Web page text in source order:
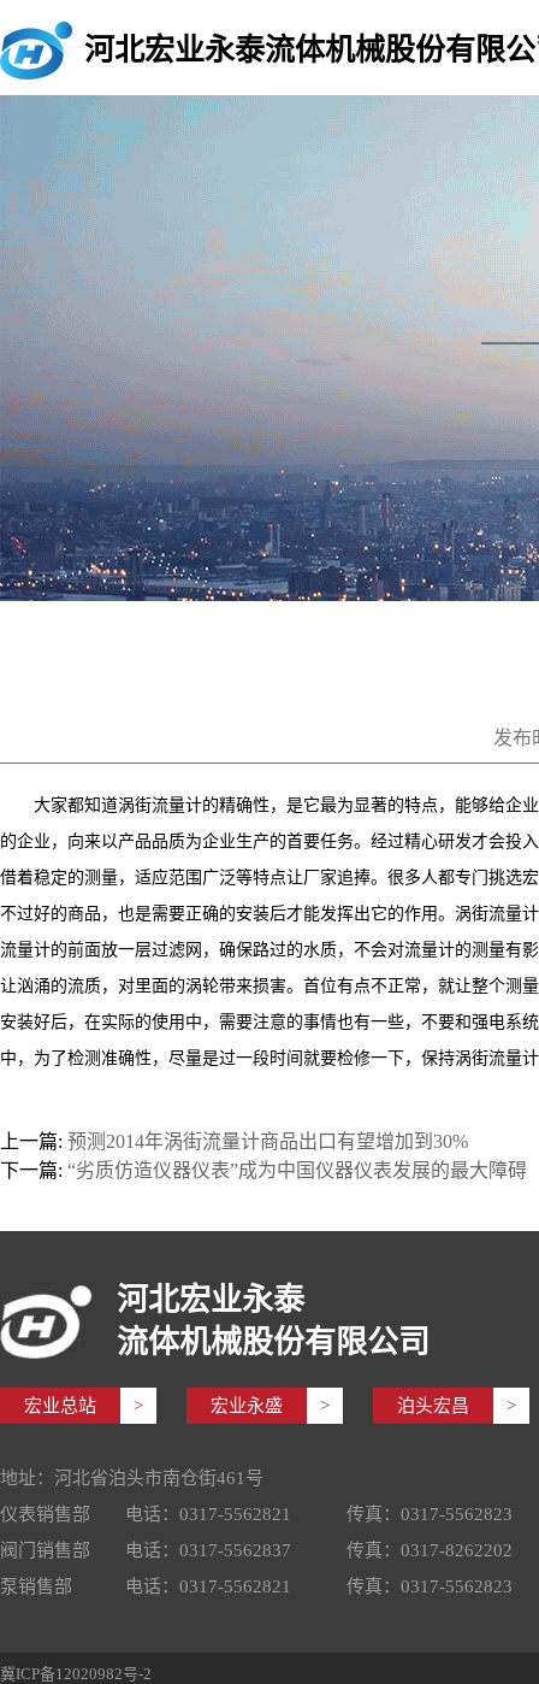
河北宏业永泰流体机械股份有限
发布
大家都知道涡街流量计的精确性，是它最为显著的特点，能够给企
的企业，向来以产品品质为企业生产的首要任务。经过精心研发才会投
借着稳定的测量，适应范围广泛等特点让厂家追捧。很多人都专门挑选
不过好的商品，也是需要正确的安装后才能发挥出它的作用。涡街流量
流量计的前面放一层过滤网，确保路过的水质，不会对流量计的测量有
让汹涌的流质，对里面的涡轮带来损害。首位有点不正常，就让整个测
安装好后，在实际的使用中，需要注意的事情也有一些，不要和强电系
中，为了检测准确性，尽量是过一段时间就要检修一下，保持涡街流量
上一篇: 预测2014年涡街流量计商品出口有望增加到30%
下一篇: “劣质仿造仪器仪表”成为中国仪器仪表发展的最大障碍
河北宏业永泰
流体机械股份有限公司
宏业总站 > 宏业永盛 > 泊头宏昌 >
地址：河北省泊头市南仓街461号
仪表销售部
电话：0317-5562821
传真：0317-5562823
阀门销售部
电话：0317-5562837
传真：0317-8262202
泵销售部
电话：0317-5562821 传真：0317-5562823
冀ICP备12020982号-2